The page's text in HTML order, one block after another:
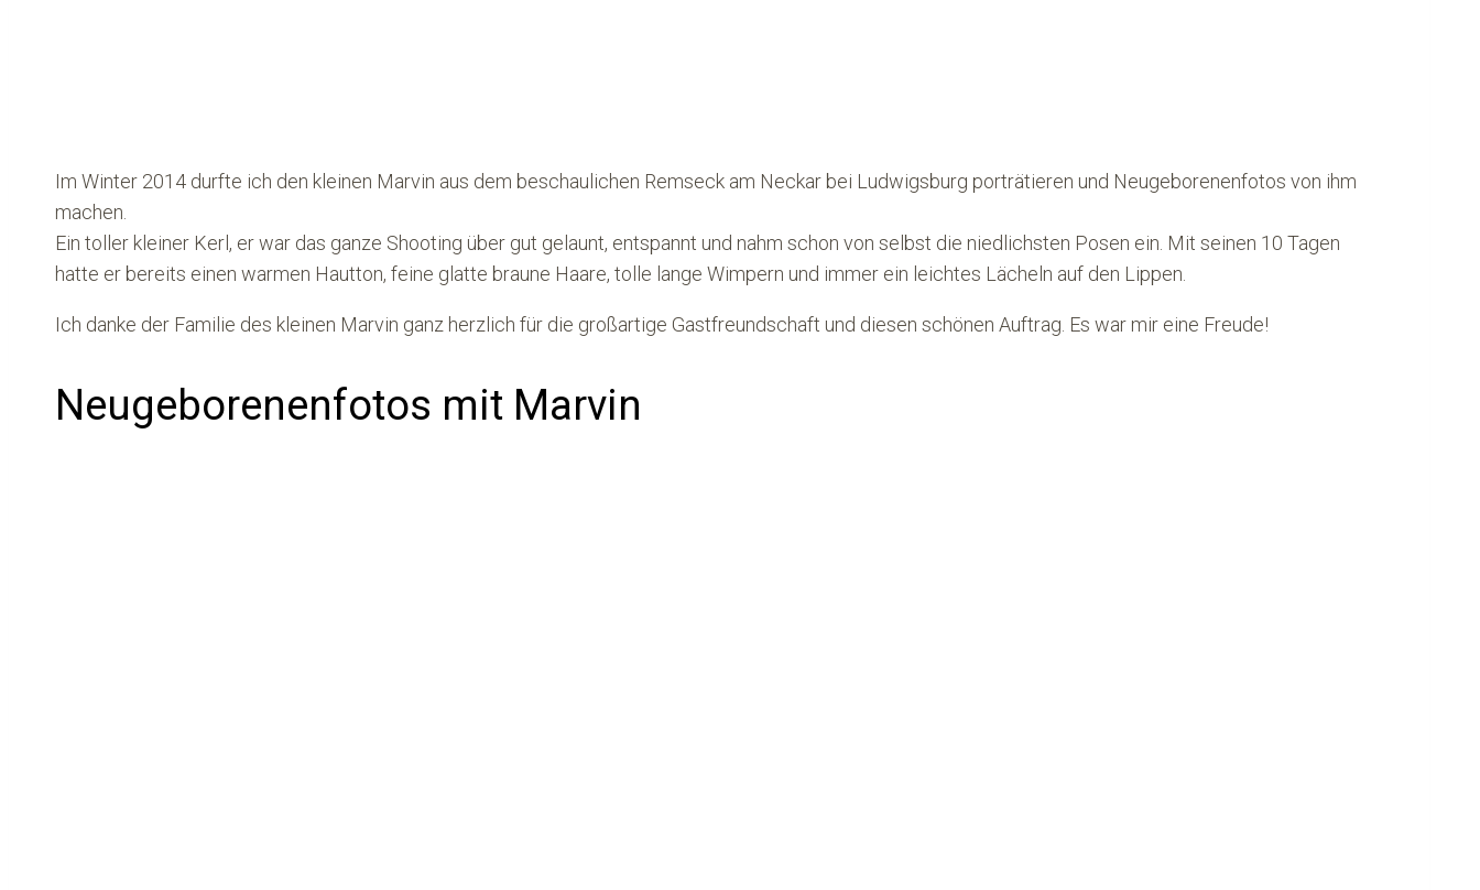
Im Winter 2014 durfte ich den kleinen Marvin aus dem beschaulichen Remseck am Neckar bei Ludwigsburg porträtieren und Neugeborenenfotos von ihm
machen.
Ein toller kleiner Kerl, er war das ganze Shooting über gut gelaunt, entspannt und nahm schon von selbst die niedlichsten Posen ein. Mit seinen 10 Tagen
hatte er bereits einen warmen Hautton, feine glatte braune Haare, tolle lange Wimpern und immer ein leichtes Lächeln auf den Lippen.
Ich danke der Familie des kleinen Marvin ganz herzlich für die großartige Gastfreundschaft und diesen schönen Auftrag. Es war mir eine Freude!
Neugeborenenfotos mit Marvin